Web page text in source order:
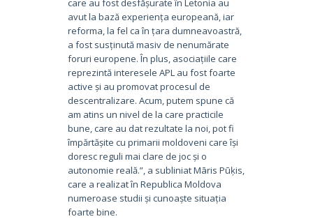
care au fost desfășurate în Letonia au
avut la bază experiența europeană, iar
reforma, la fel ca în țara dumneavoastră,
a fost susținută masiv de nenumărate
foruri europene. În plus, asociațiile care
reprezintă interesele APL au fost foarte
active și au promovat procesul de
descentralizare. Acum, putem spune că
am atins un nivel de la care practicile
bune, care au dat rezultate la noi, pot fi
împărtășite cu primarii moldoveni care își
doresc reguli mai clare de joc și o
autonomie reală.”, a subliniat Māris Pūķis,
care a realizat în Republica Moldova
numeroase studii și cunoaște situația
foarte bine.